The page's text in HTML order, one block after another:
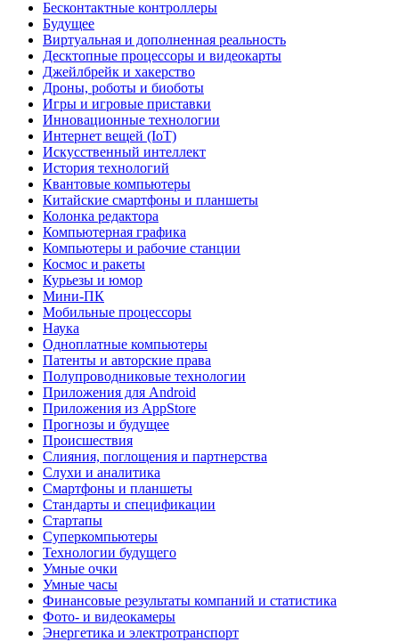
Бесконтактные контроллеры
Будущее
Виртуальная и дополненная реальность
Десктопные процессоры и видеокарты
Джейлбрейк и хакерство
Дроны, роботы и биоботы
Игры и игровые приставки
Инновационные технологии
Интернет вещей (IoT)
Искусственный интеллект
История технологий
Квантовые компьютеры
Китайские смартфоны и планшеты
Колонка редактора
Компьютерная графика
Компьютеры и рабочие станции
Космос и ракеты
Курьезы и юмор
Мини-ПК
Мобильные процессоры
Наука
Одноплатные компьютеры
Патенты и авторские права
Полупроводниковые технологии
Приложения для Android
Приложения из AppStore
Прогнозы и будущее
Происшествия
Слияния, поглощения и партнерства
Слухи и аналитика
Смартфоны и планшеты
Стандарты и спецификации
Стартапы
Суперкомпьютеры
Технологии будущего
Умные очки
Умные часы
Финансовые результаты компаний и статистика
Фото- и видеокамеры
Энергетика и электротранспорт